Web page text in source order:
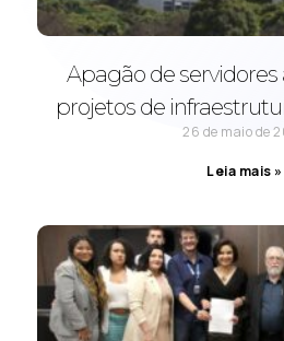
Apagão de
projetos de
26 de maio de
Leia mais »